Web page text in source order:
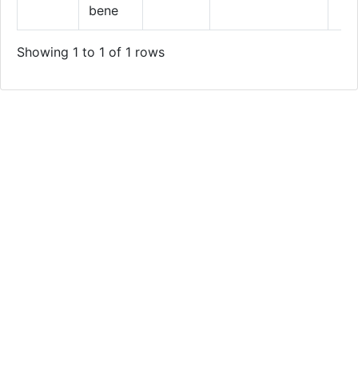
bene
Showing 1 to 1 of 1 rows